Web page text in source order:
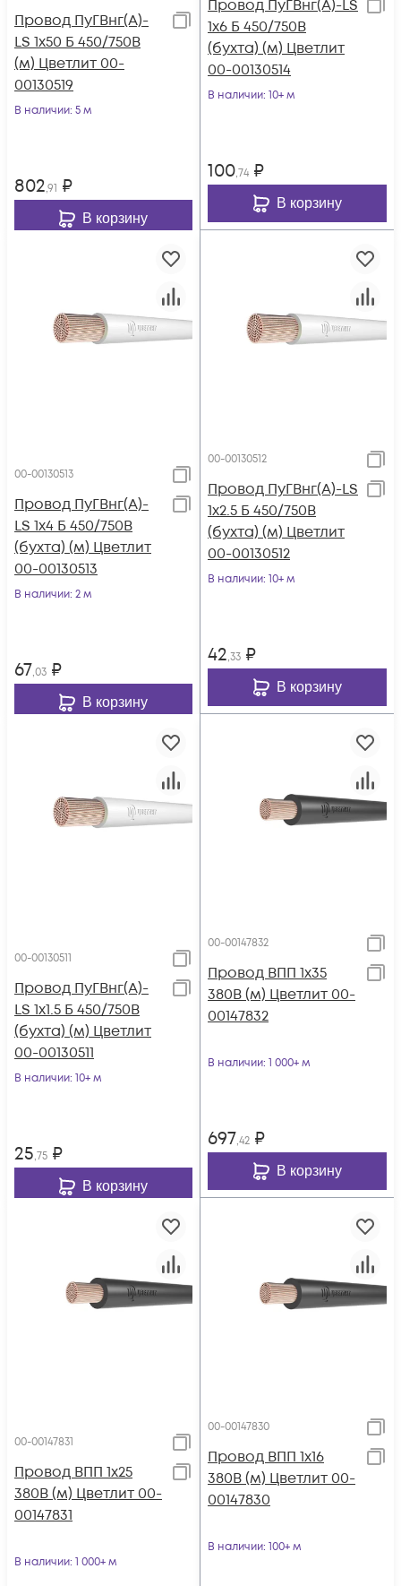
Провод ПуГВнг(А)-
LS 1х50 Б 450/750В
(м) Цветлит 00-
00130519
В наличии: 5 м
802,91 ₽
В корзину
Провод ПуГВнг(А)-LS
1х6 Б 450/750В
(бухта) (м) Цветлит
00-00130514
В наличии: 10+ м
100,74 ₽
В корзину
00-00130513
Провод ПуГВнг(А)-
LS 1х4 Б 450/750В
(бухта) (м) Цветлит
00-00130513
В наличии: 2 м
67,03 ₽
В корзину
00-00130512
Провод ПуГВнг(А)-LS
1х2.5 Б 450/750В
(бухта) (м) Цветлит
00-00130512
В наличии: 10+ м
42,33 ₽
В корзину
00-00130511
Провод ПуГВнг(А)-
LS 1х1.5 Б 450/750В
(бухта) (м) Цветлит
00-00130511
В наличии: 10+ м
25,75 ₽
В корзину
00-00147832
Провод ВПП 1х35
380В (м) Цветлит 00-
00147832
В наличии: 1 000+ м
697,42 ₽
В корзину
00-00147831
Провод ВПП 1х25
380В (м) Цветлит 00-
00147831
В наличии: 1 000+ м
00-00147830
Провод ВПП 1х16
380В (м) Цветлит 00-
00147830
В наличии: 100+ м